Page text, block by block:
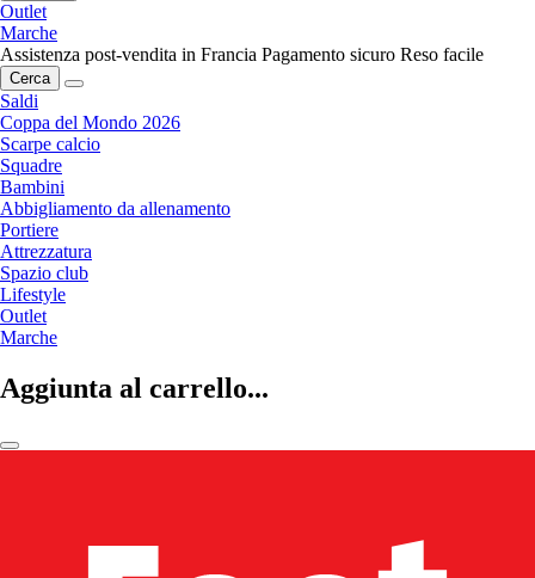
Outlet
Marche
Assistenza post-vendita in Francia Pagamento sicuro Reso facile
Cerca
Saldi
Coppa del Mondo 2026
Scarpe calcio
Squadre
Bambini
Abbigliamento da allenamento
Portiere
Attrezzatura
Spazio club
Lifestyle
Outlet
Marche
Aggiunta al carrello...